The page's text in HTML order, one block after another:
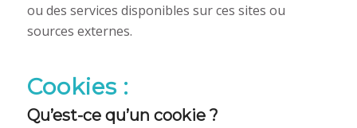
ou des services disponibles sur ces sites ou
sources externes.
Cookies :
Qu’est-ce qu’un cookie ?